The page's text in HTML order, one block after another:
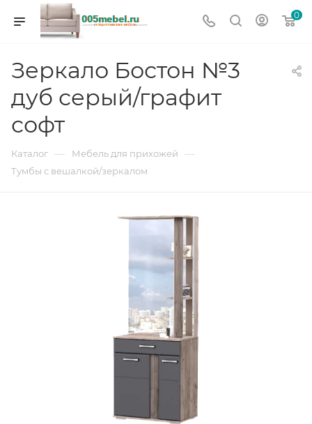
0
Зеркало Бостон №3
дуб серый/графит
софт
Каталог — Мебель для прихожей —
Тумбы с вешалкой/зеркалом